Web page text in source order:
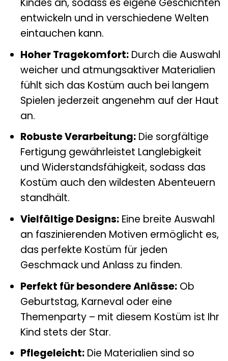
Kindes an, sodass es eigene Geschichten
entwickeln und in verschiedene Welten
eintauchen kann.
Hoher Tragekomfort:Durch die Auswahl
weicher und atmungsaktiver Materialien
fühlt sich das Kostüm auch bei langem
Spielen jederzeit angenehm auf der Haut
an.
Robuste Verarbeitung:Die sorgfältige
Fertigung gewährleistet Langlebigkeit
und Widerstandsfähigkeit, sodass das
Kostüm auch den wildesten Abenteuern
standhält.
Vielfältige Designs:Eine breite Auswahl
an faszinierenden Motiven ermöglicht es,
das perfekte Kostüm für jeden
Geschmack und Anlass zu finden.
Perfekt für besondere Anlässe:Ob
Geburtstag, Karneval oder eine
Themenparty – mit diesem Kostüm ist Ihr
Kind stets der Star.
Pflegeleicht:Die Materialien sind so